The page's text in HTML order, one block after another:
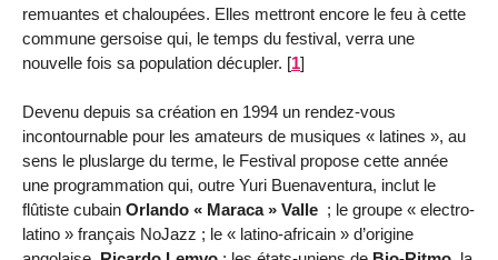
remuantes et chaloupées. Elles mettront encore le feu à cette
commune gersoise qui, le temps du festival, verra une
nouvelle fois sa population décupler. [1]
Devenu depuis sa création en 1994 un rendez-vous
incontournable pour les amateurs de musiques « latines », au
sens le pluslarge du terme, le Festival propose cette année
une programmation qui, outre Yuri Buenaventura, inclut le
flûtiste cubain Orlando « Maraca » Valle ; le groupe « electro-
latino » français NoJazz ; le « latino-africain » d’origine